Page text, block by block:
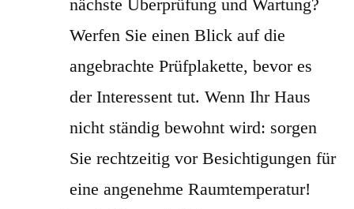
nächste Überprüfung und Wartung?
Werfen Sie einen Blick auf die
angebrachte Prüfplakette, bevor es
der Interessent tut. Wenn Ihr Haus
nicht ständig bewohnt wird: sorgen
Sie rechtzeitig vor Besichtigungen für
eine angenehme Raumtemperatur!